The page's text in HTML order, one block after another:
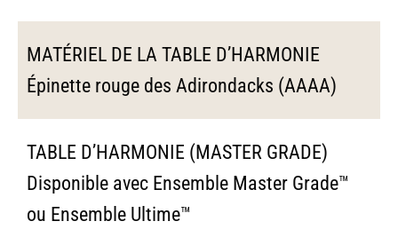
MATÉRIEL DE LA TABLE D’HARMONIE
Épinette rouge des Adirondacks (AAAA)
TABLE D’HARMONIE (MASTER GRADE)
Disponible avec Ensemble Master Grade™
ou Ensemble Ultime™